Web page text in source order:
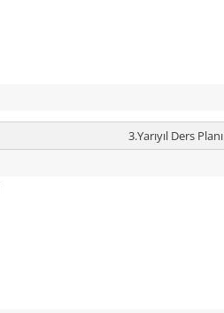
3.Yarıyıl Ders Planı